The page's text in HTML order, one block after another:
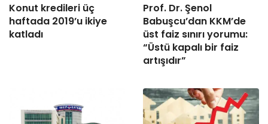
Konut kredileri üç
haftada 2019’u ikiye
katladı
Prof. Dr. Şenol
Babuşcu’dan KKM’de
üst faiz sınırı yorumu:
“Üstü kapalı bir faiz
artışıdır”